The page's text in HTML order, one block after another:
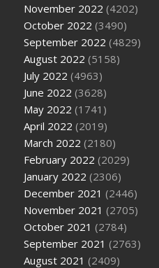
November 2022 (4202)
October 2022 (3490)
September 2022 (4829)
August 2022 (5158)
July 2022 (4963)
June 2022 (3628)
May 2022 (1741)
April 2022 (2019)
March 2022 (2180)
February 2022 (2029)
January 2022 (2306)
December 2021 (2446)
November 2021 (2705)
October 2021 (2784)
September 2021 (2763)
August 2021 (2409)